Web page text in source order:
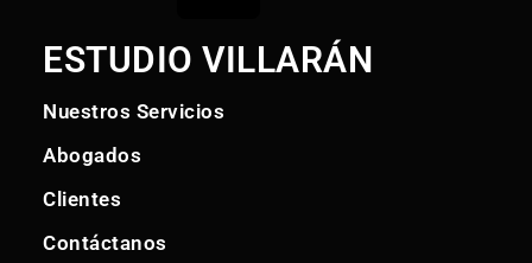
ESTUDIO VILLARÁN
Nuestros Servicios
Abogados
Clientes
Contáctanos